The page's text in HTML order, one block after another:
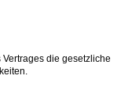
die gesetzliche